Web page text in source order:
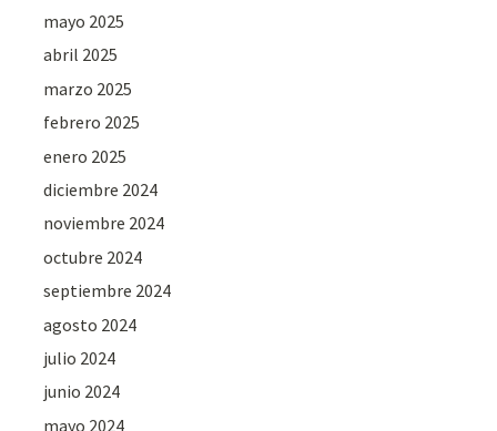
mayo 2025
abril 2025
marzo 2025
febrero 2025
enero 2025
diciembre 2024
noviembre 2024
octubre 2024
septiembre 2024
agosto 2024
julio 2024
junio 2024
mayo 2024